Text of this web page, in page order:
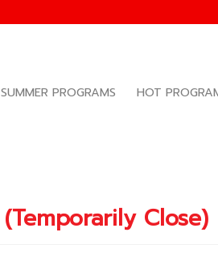
SUMMER PROGRAMS HOT
(Temporarily Close)